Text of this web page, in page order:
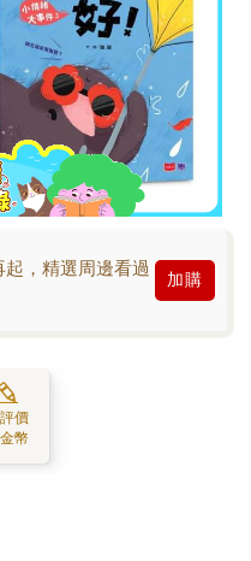
，精選周邊看過
加購
價
幣